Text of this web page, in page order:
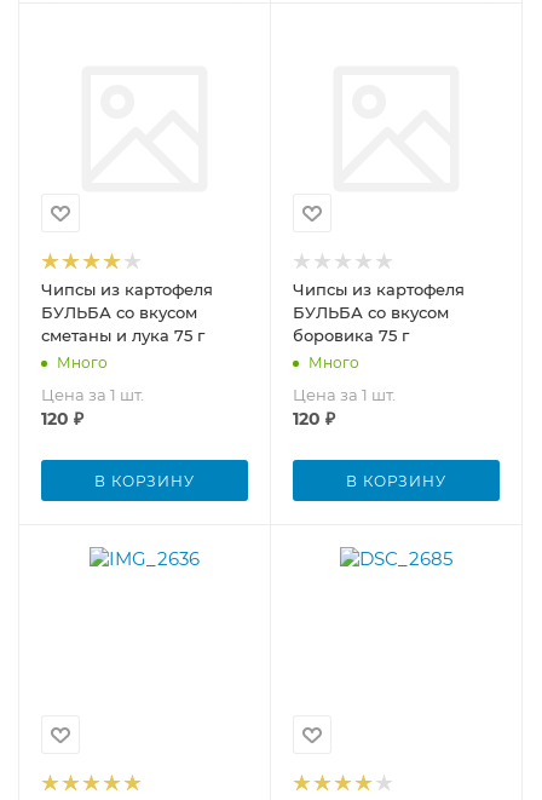
Чипсы из картофеля
БУЛЬБА со вкусом
сметаны и лука 75 г
Много
Цена за 1 шт.
120 ₽
В КОРЗИНУ
Чипсы из картофеля
БУЛЬБА со вкусом
боровика 75 г
Много
Цена за 1 шт.
120 ₽
В КОРЗИНУ